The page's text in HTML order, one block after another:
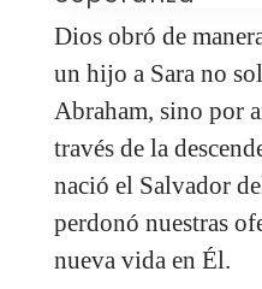
Dios obró de
un hijo a Sara no
Abraham, sino por
través de la
nació el Salvador
perdonó nuestras
nueva vida en Él.